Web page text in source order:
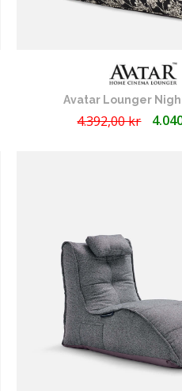
Avatar Lounger
4.392,00 kr